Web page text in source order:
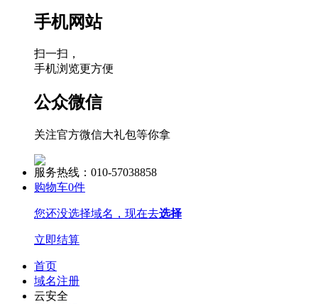
手机网站
扫一扫，
手机浏览更方便
公众微信
关注官方微信大礼包等你拿
服务热线：010-57038858
购物车0件
您还没选择域名，现在去选择
立即结算
首页
域名注册
云安全